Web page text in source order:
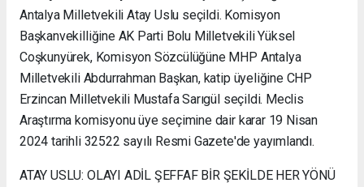
Antalya Milletvekili Atay Uslu seçildi. Komisyon
Başkanvekilliğine AK Parti Bolu Milletvekili Yüksel
Coşkunyürek, Komisyon Sözcülüğüne MHP Antalya
Milletvekili Abdurrahman Başkan, katip üyeliğine CHP
Erzincan Milletvekili Mustafa Sarıgül seçildi. Meclis
Araştırma komisyonu üye seçimine dair karar 19 Nisan
2024 tarihli 32522 sayılı Resmi Gazete'de yayımlandı.
ATAY USLU: OLAYI ADİL ŞEFFAF BİR ŞEKİLDE HER YÖNÜ